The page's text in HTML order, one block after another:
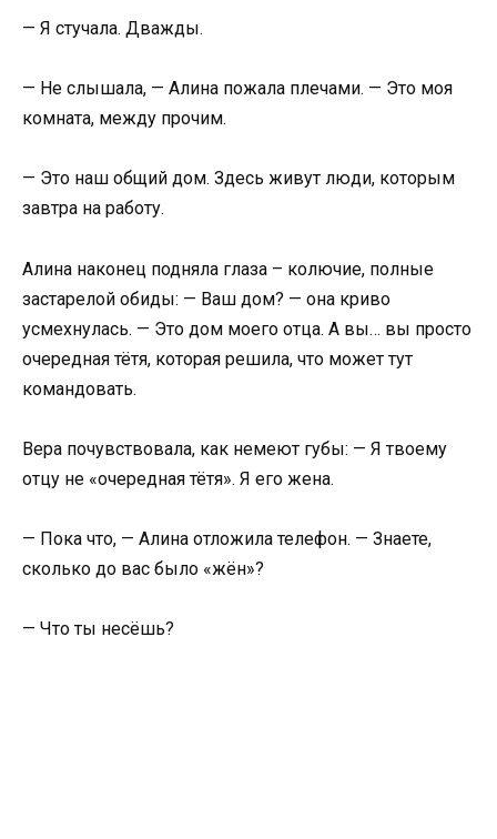
— Я стучала. Дважды.
— Не слышала, — Алина пожала плечами. — Это моя
комната, между прочим.
— Это наш общий дом. Здесь живут люди, которым
завтра на работу.
Алина наконец подняла глаза – колючие, полные
застарелой обиды: — Ваш дом? — она криво
усмехнулась. — Это дом моего отца. А вы… вы просто
очередная тётя, которая решила, что может тут
командовать.
Вера почувствовала, как немеют губы: — Я твоему
отцу не «очередная тётя». Я его жена.
— Пока что, — Алина отложила телефон. — Знаете,
сколько до вас было «жён»?
— Что ты несёшь?